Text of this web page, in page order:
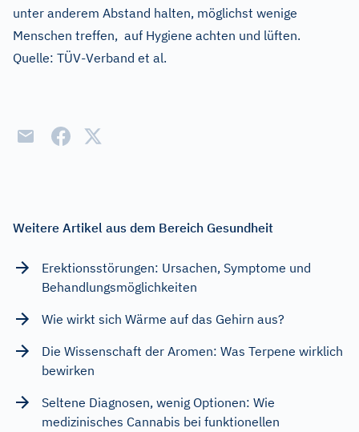
unter anderem Abstand halten, möglichst wenige
Menschen treffen, auf Hygiene achten und lüften.
Quelle: TÜV-Verband et al.
Weitere Artikel aus dem Bereich Gesundheit
Erektionsstörungen: Ursachen, Symptome und
Behandlungsmöglichkeiten
Wie wirkt sich Wärme auf das Gehirn aus?
Die Wissenschaft der Aromen: Was Terpene wirklich
bewirken
Seltene Diagnosen, wenig Optionen: Wie
medizinisches Cannabis bei funktionellen